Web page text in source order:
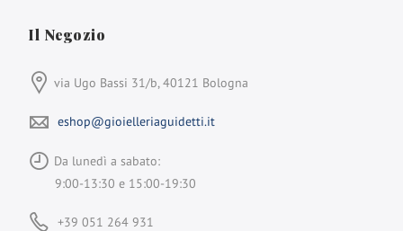
Il Negozio
via Ugo Bassi 31/b, 40121 Bologna
eshop@gioielleriaguidetti.it
Da lunedì a sabato:
9:00-13:30 e 15:00-19:30
+39 051 264 931